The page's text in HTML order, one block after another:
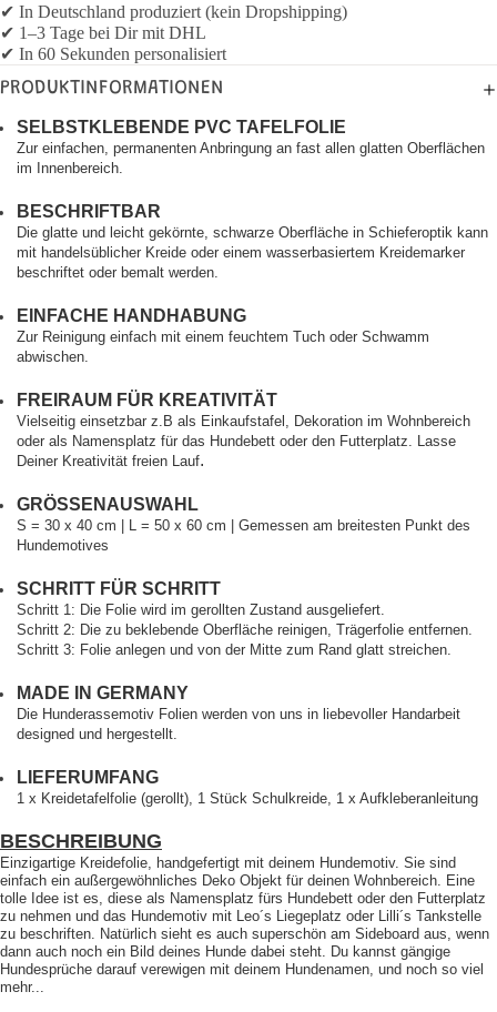
✔ In Deutschland produziert (kein Dropshipping)
✔ 1–3 Tage bei Dir mit DHL
✔ In 60 Sekunden personalisiert
PRODUKTINFORMATIONEN
SELBSTKLEBENDE PVC TAFELFOLIE
Zur einfachen, permanenten Anbringung an fast allen glatten Oberflächen
im Innenbereich.
BESCHRIFTBAR
Die glatte und leicht gekörnte, schwarze Oberfläche in Schieferoptik kann
mit handelsüblicher Kreide oder einem wasserbasiertem Kreidemarker
beschriftet oder bemalt werden.
EINFACHE HANDHABUNG
Zur Reinigung einfach mit einem feuchtem Tuch oder Schwamm
abwischen.
FREIRAUM FÜR KREATIVITÄT
Vielseitig einsetzbar z.B als Einkaufstafel, Dekoration im Wohnbereich
oder als Namensplatz für das Hundebett oder den Futterplatz. Lasse
Deiner Kreativität freien Lauf.
GRÖSSENAUSWAHL
S = 30 x 40 cm | L = 50 x 60 cm | Gemessen am breitesten Punkt des
Hundemotives
SCHRITT FÜR SCHRITT
Schritt 1: Die Folie wird im gerollten Zustand ausgeliefert.
Schritt 2: Die zu beklebende Oberfläche reinigen, Trägerfolie entfernen.
Schritt 3: Folie anlegen und von der Mitte zum Rand glatt streichen.
MADE IN GERMANY
Die Hunderassemotiv Folien werden von uns in liebevoller Handarbeit
designed und hergestellt.
LIEFERUMFANG
1 x Kreidetafelfolie (gerollt), 1 Stück Schulkreide, 1 x Aufkleberanleitung
BESCHREIBUNG
Einzigartige Kreidefolie, handgefertigt mit deinem Hundemotiv. Sie sind
einfach ein außergewöhnliches Deko Objekt für deinen Wohnbereich. Eine
tolle Idee ist es, diese als Namensplatz fürs Hundebett oder den Futterplatz
zu nehmen und das Hundemotiv mit Leo´s Liegeplatz oder Lilli´s Tankstelle
zu beschriften. Natürlich sieht es auch superschön am Sideboard aus, wenn
dann auch noch ein Bild deines Hunde dabei steht. Du kannst gängige
Hundesprüche darauf verewigen mit deinem Hundenamen, und noch so viel
mehr...